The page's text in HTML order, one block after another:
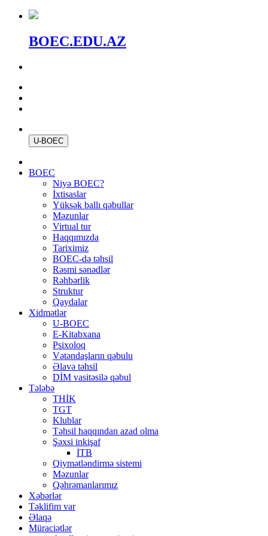
BOEC.EDU.AZ
U-BOEC
BOEC
Niyə BOEC?
İxtisaslar
Yüksək ballı qəbullar
Məzunlar
Virtual tur
Haqqımızda
Tariximiz
BOEC-də təhsil
Rəsmi sənədlər
Rəhbərlik
Struktur
Qaydalar
Xidmətlər
U-BOEC
E-Kitabxana
Psixoloq
Vətəndaşların qəbulu
Əlavə təhsil
DİM vasitəsilə qəbul
Tələbə
THİK
TGT
Klublar
Təhsil haqqından azad olma
Şəxsi inkişaf
İTB
Qiymətləndirmə sistemi
Məzunlar
Qəhrəmanlarımız
Xəbərlər
Təklifim var
Əlaqə
Müraciətlər